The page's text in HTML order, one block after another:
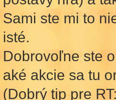
Sami ste mi to
isté.
Dobrovoľne ste
aké akcie sa tu
(Dobrý tip pre